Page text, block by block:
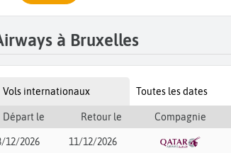
à Bruxelles
Vols internationaux
Départ le Retour le Compagnie
12/2026 11/12/2026